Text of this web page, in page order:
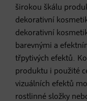
širokou škálu
dekorativní
dekorativní
barevnými a
třpytivých efektů.
produktu i použité
vizuálních efektů
rostlinné složky